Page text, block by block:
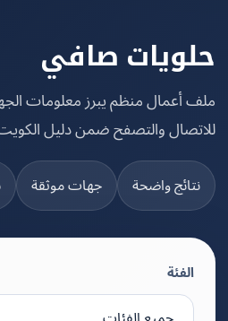
صافي
منظم يبرز معلومات الجهة
والتصفح ضمن دليل الكويت.
واضحة جهات موثقة بحث